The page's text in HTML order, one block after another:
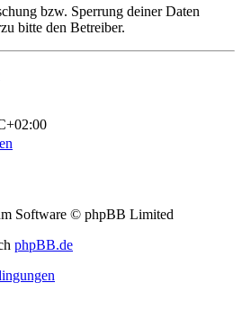
bzw. Sperrung deiner Daten
bitte den Betreiber.
Software © phpBB Limited
phpBB.de